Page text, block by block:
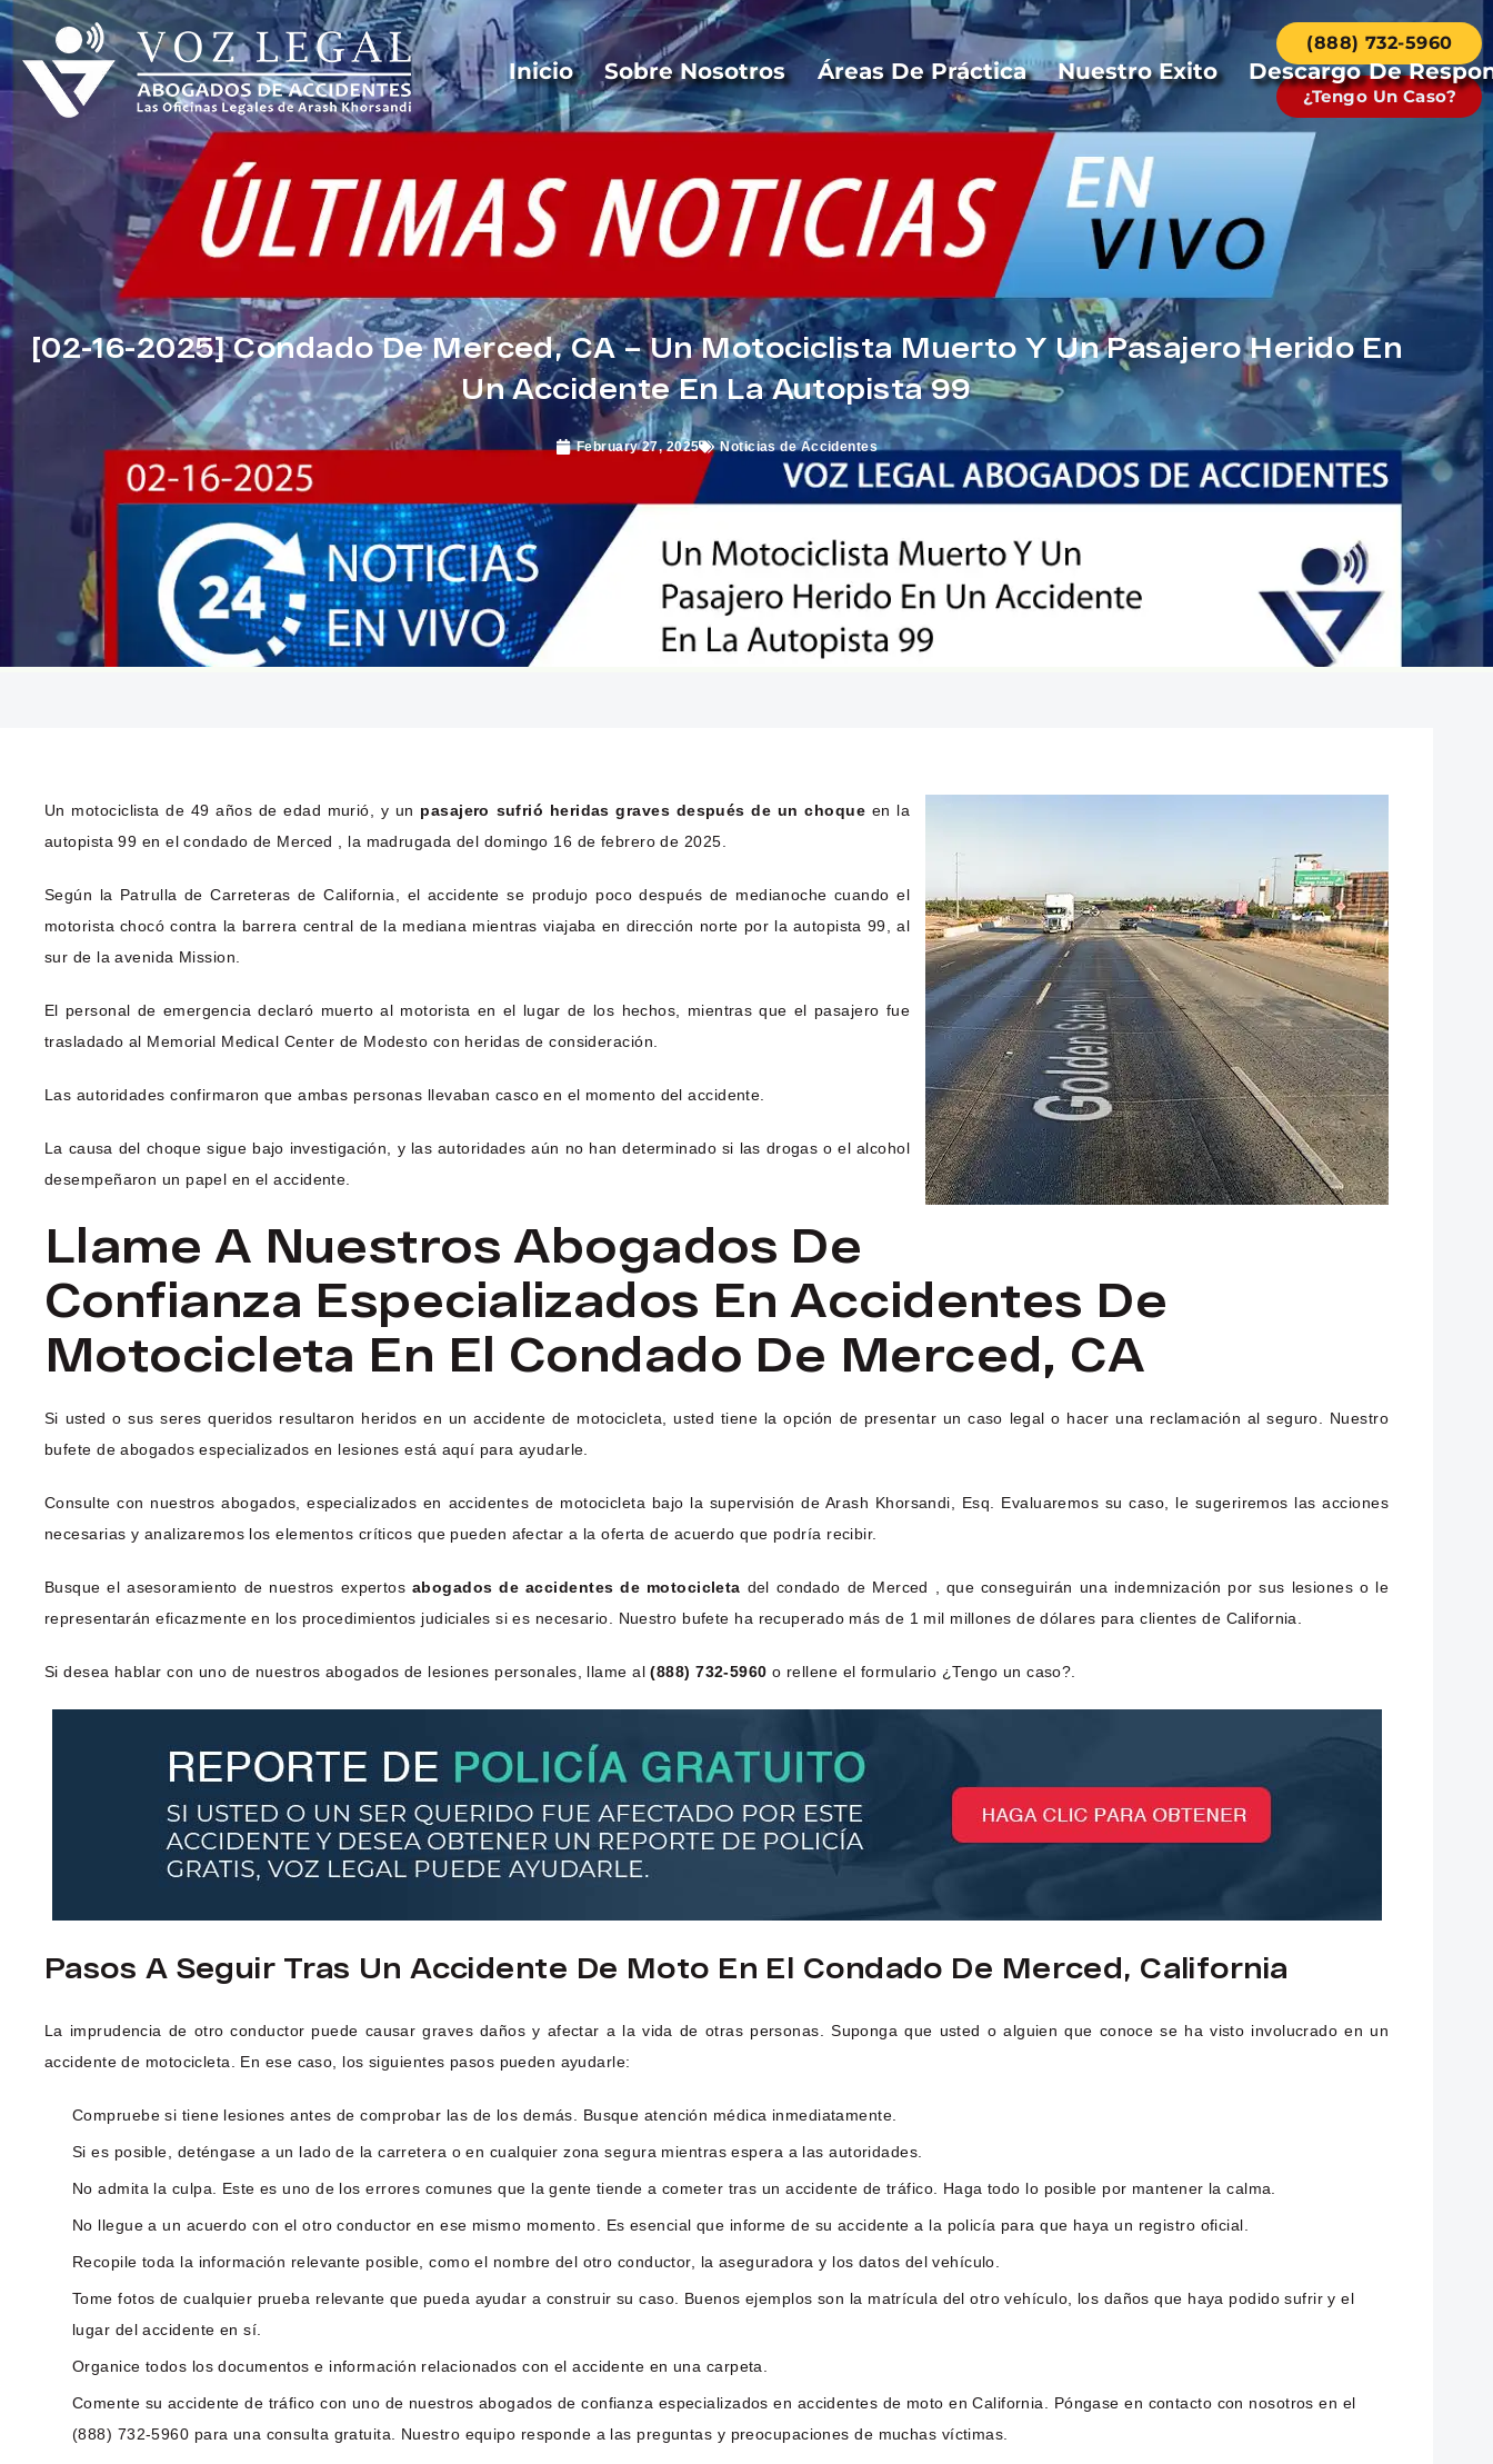
Inicio Sobre Nosotros Áreas De Práctica Nuestro Exito Descargo De
(888) 732-5960
¿Tengo Un Caso?
[02-16-2025] Condado De Merced, CA – Un Motociclista Muerto Y Un Pasajero Herido En
Un Accidente En La Autopista 99
February 27, 2025 Noticias de Accidentes
Un motociclista de 49 años de edad murió, y un pasajero sufrió heridas graves después de un choque en la
autopista 99 en el condado de Merced , la madrugada del domingo 16 de febrero de 2025.
Según la Patrulla de Carreteras de California, el accidente se produjo poco después de medianoche cuando el
motorista chocó contra la barrera central de la mediana mientras viajaba en dirección norte por la autopista 99, al
sur de la avenida Mission.
El personal de emergencia declaró muerto al motorista en el lugar de los hechos, mientras que el pasajero fue
trasladado al Memorial Medical Center de Modesto con heridas de consideración.
Las autoridades confirmaron que ambas personas llevaban casco en el momento del accidente.
La causa del choque sigue bajo investigación, y las autoridades aún no han determinado si las drogas o el alcohol
desempeñaron un papel en el accidente.
Llame A Nuestros Abogados De
Confianza Especializados En Accidentes De
Motocicleta En El Condado De Merced, CA
Si usted o sus seres queridos resultaron heridos en un accidente de motocicleta, usted tiene la opción de presentar un caso legal o hacer una reclamación al seguro. Nuestro
bufete de abogados especializados en lesiones está aquí para ayudarle.
Consulte con nuestros abogados, especializados en accidentes de motocicleta bajo la supervisión de Arash Khorsandi, Esq. Evaluaremos su caso, le sugeriremos las acciones
necesarias y analizaremos los elementos críticos que pueden afectar a la oferta de acuerdo que podría recibir.
Busque el asesoramiento de nuestros expertos abogados de accidentes de motocicleta del condado de Merced , que conseguirán una indemnización por sus lesiones o le
representarán eficazmente en los procedimientos judiciales si es necesario. Nuestro bufete ha recuperado más de 1 mil millones de dólares para clientes de California.
Si desea hablar con uno de nuestros abogados de lesiones personales, llame al(888) 732-5960 o rellene el formulario ¿Tengo un caso?.
Pasos A Seguir Tras Un Accidente De Moto En El Condado De Merced, California
La imprudencia de otro conductor puede causar graves daños y afectar a la vida de otras personas. Suponga que usted o alguien que conoce se ha visto involucrado en un
accidente de motocicleta. En ese caso, los siguientes pasos pueden ayudarle:
Compruebe si tiene lesiones antes de comprobar las de los demás. Busque atención médica inmediatamente.
Si es posible, deténgase a un lado de la carretera o en cualquier zona segura mientras espera a las autoridades.
No admita la culpa. Este es uno de los errores comunes que la gente tiende a cometer tras un accidente de tráfico. Haga todo lo posible por mantener la calma.
No llegue a un acuerdo con el otro conductor en ese mismo momento. Es esencial que informe de su accidente a la policía para que haya un registro oficial.
Recopile toda la información relevante posible, como el nombre del otro conductor, la aseguradora y los datos del vehículo.
Tome fotos de cualquier prueba relevante que pueda ayudar a construir su caso. Buenos ejemplos son la matrícula del otro vehículo, los daños que haya podido sufrir y el
lugar del accidente en sí.
Organice todos los documentos e información relacionados con el accidente en una carpeta.
Comente su accidente de tráfico con uno de nuestros abogados de confianza especializados en accidentes de moto en California. Póngase en contacto con nosotros en el
(888) 732-5960 para una consulta gratuita. Nuestro equipo responde a las preguntas y preocupaciones de muchas víctimas.